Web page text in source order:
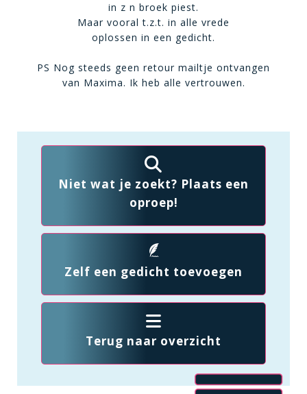
in z n broek piest.
Maar vooral t.z.t. in alle vrede
oplossen in een gedicht.
PS Nog steeds geen retour mailtje ontvangen
van Maxima. Ik heb alle vertrouwen.
Niet wat je zoekt? Plaats een
oproep!
Zelf een gedicht toevoegen
Terug naar overzicht